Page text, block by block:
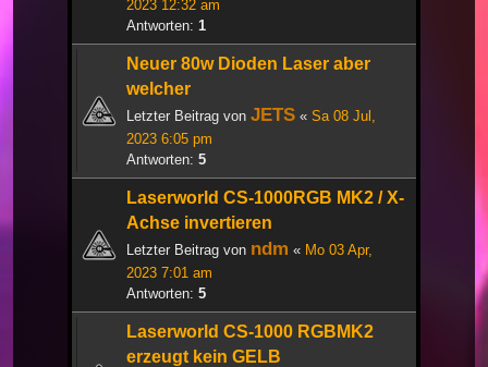
2023 12:32 am
Antworten: 1
Neuer 80w Dioden Laser aber
welcher
Letzter Beitrag von JETS « Sa 08 Jul,
2023 6:05 pm
Antworten: 5
Laserworld CS-1000RGB MK2 / X-
Achse invertieren
Letzter Beitrag von ndm « Mo 03 Apr,
2023 7:01 am
Antworten: 5
Laserworld CS-1000 RGBMK2
erzeugt kein GELB